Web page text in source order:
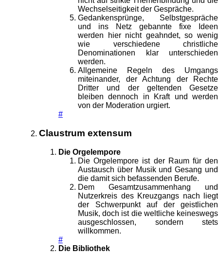
Wechselseitigkeit der Gespräche.
Gedankensprünge, Selbstgespräche
und ins Netz gebannte fixe Ideen
werden hier nicht geahndet, so wenig
wie verschiedene christliche
Denominationen klar unterschieden
werden.
Allgemeine Regeln des Umgangs
miteinander, der Achtung der Rechte
Dritter und der geltenden Gesetze
bleiben dennoch in Kraft und werden
von der Moderation urgiert.
#
Claustrum extensum
Die Orgelempore
Die Orgelempore ist der Raum für den
Austausch über Musik und Gesang und
die damit sich befassenden Berufe.
Dem Gesamtzusammenhang und
Nutzerkreis des Kreuzgangs nach liegt
der Schwerpunkt auf der geistlichen
Musik, doch ist die weltliche keineswegs
ausgeschlossen, sondern stets
willkommen.
#
Die Bibliothek